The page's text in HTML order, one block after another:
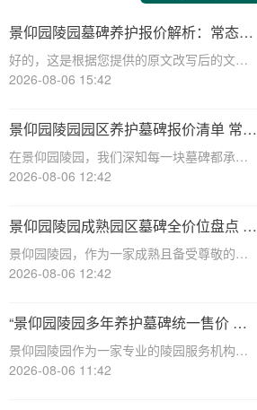
景仰园陵园墓碑养护报价解析：常态化
保洁服务免费说明
好的，这是根据您提供的原文改写后的文章
内容：☎ 景仰园陵园电话:400-838-5063景
洁费用说明景仰园陵园，作为寄托哀思与缅
怀的庄重之地，对园内环境的维护
2026-08-06 15:42
景仰园陵园园区养护墓碑报价清单 常态
化保洁无需额外付费详解
在景仰园陵园，我们深知每一块墓碑都承载
着对逝者的深深敬意和对生者的无尽思念。
务，确保每一处都保持庄严肃穆与整洁美
观。本文将详细解析景仰园陵园园区养护墓
碑的报价清单
2026-08-06 12:42
景仰园陵园成熟园区墓碑全价位盘点 老
客户续费叠加福利详解
景仰园陵园，作为一家成熟且备受尊敬的陵
园，一直致力于为用户提供高质量的服务和
成熟园区的墓碑全价位，并深入解析老客户
续费叠加福利，旨在为有需求的用户提供全
面、有价值
2026-08-06 12:42
“景仰园陵园多年养护墓碑统一售价 老
带新双方共享优惠 详解费用与福利政
策”
景仰园陵园作为一家专业的陵园服务机构，
多年来一直致力于为逝者提供高质量的安息
2026-08-06 11:42